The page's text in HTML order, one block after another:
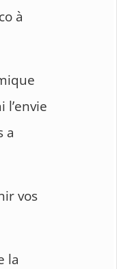
à
l’envie
a
vos
la